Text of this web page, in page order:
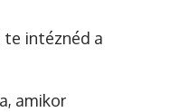
te intéznéd a
amikor